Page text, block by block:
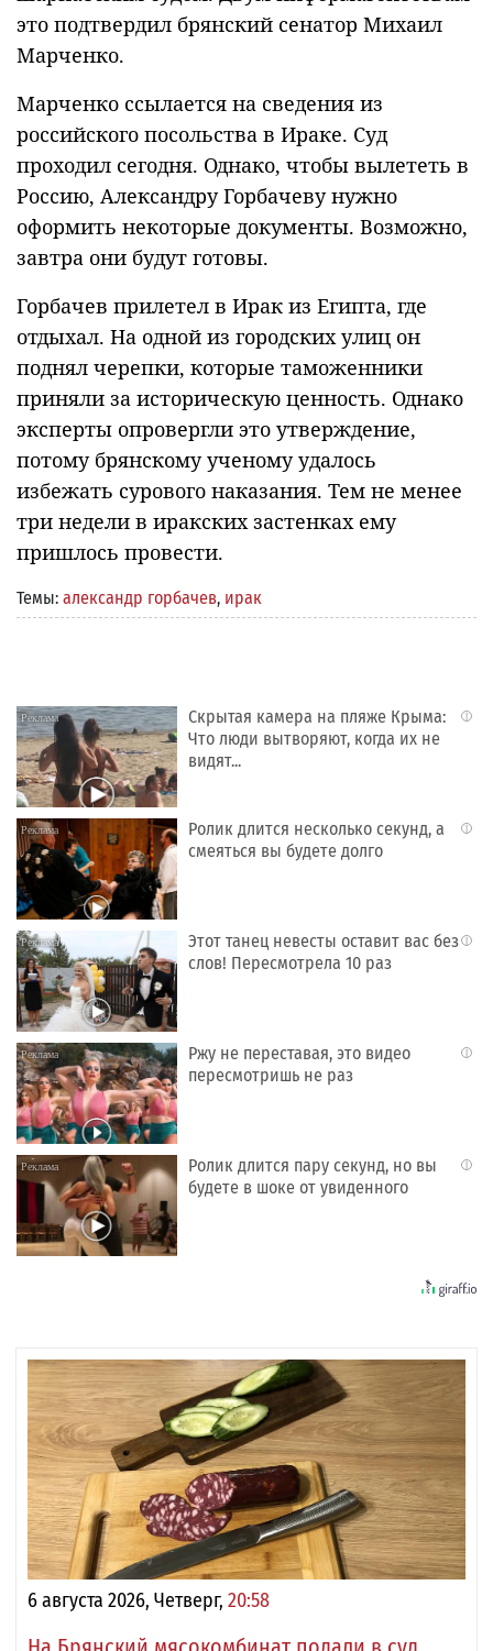
это подтвердил брянский сенатор Михаил
Марченко.
Марченко ссылается на сведения из
российского посольства в Ираке. Суд
проходил сегодня. Однако, чтобы вылететь в
Россию, Александру Горбачеву нужно
оформить некоторые документы. Возможно,
завтра они будут готовы.
Горбачев прилетел в Ирак из Египта, где
отдыхал. На одной из городских улиц он
поднял черепки, которые таможенники
приняли за историческую ценность. Однако
эксперты опровергли это утверждение,
потому брянскому ученому удалось
избежать сурового наказания. Тем не менее
три недели в иракских застенках ему
пришлось провести.
Темы: александр горбачев, ирак
i
Скрытая камера на пляже Крыма:
Что люди вытворяют, когда их не
видят...
i
Ролик длится несколько секунд, а
смеяться вы будете долго
i
Этот танец невесты оставит вас без
слов! Пересмотрела 10 раз
i
Ржу не переставая, это видео
пересмотришь не раз
i
Ролик длится пару секунд, но вы
будете в шоке от увиденного
6 августа 2026, Четверг, 20:58